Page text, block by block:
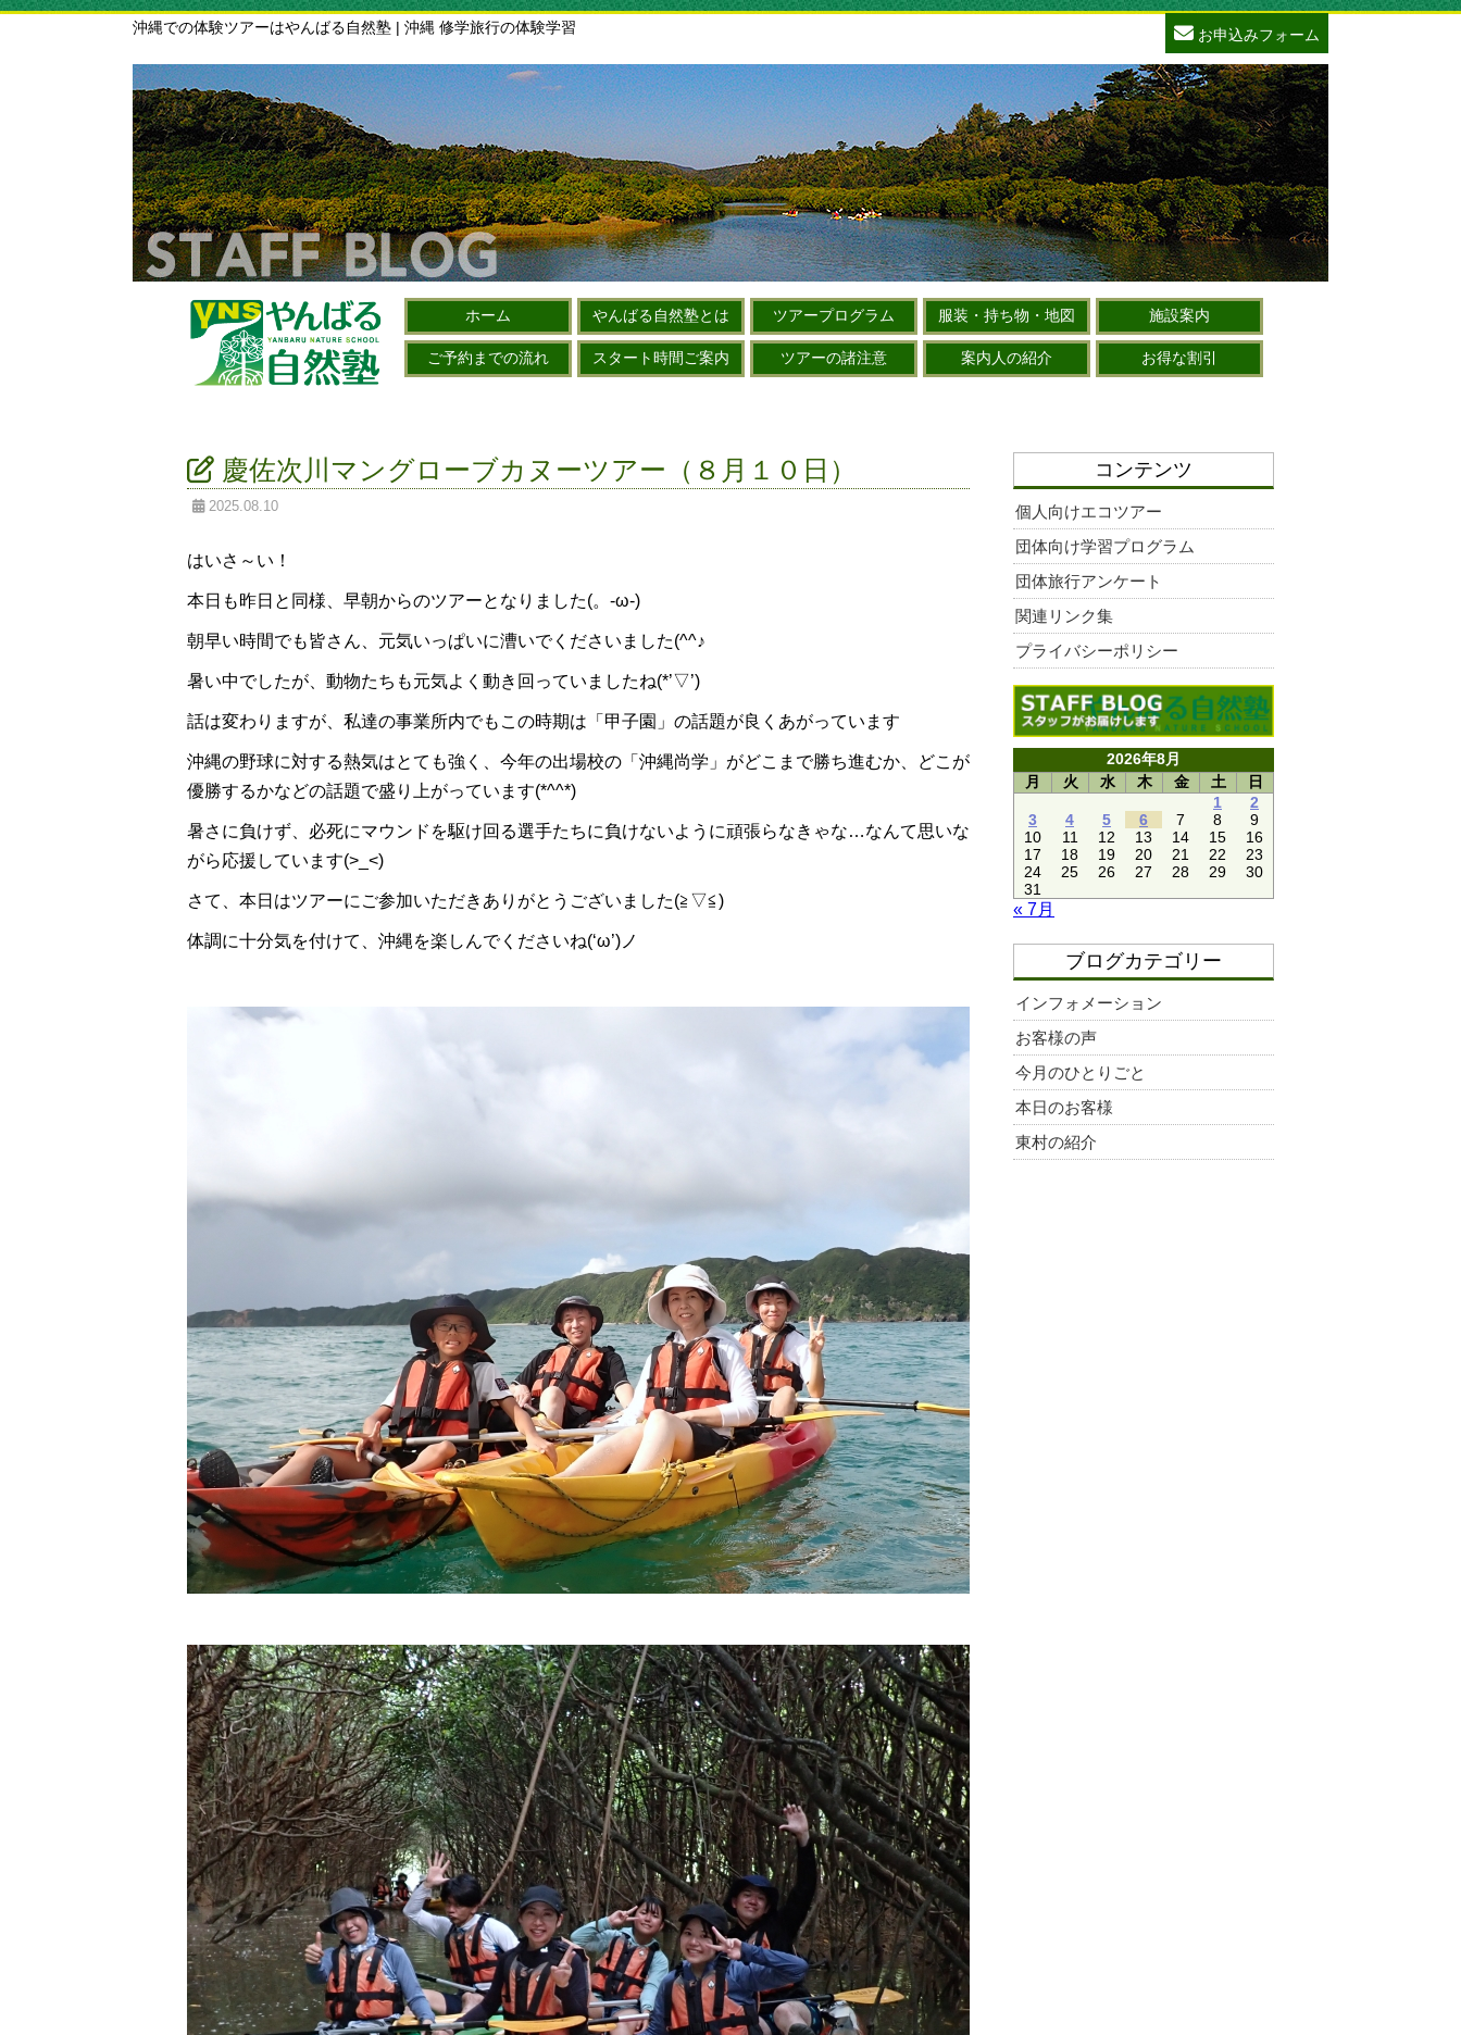
沖縄での体験ツアーはやんばる自然塾 | 沖縄 修学旅行の体験学習 お申込みフォーム
ホーム やんばる自然塾とは ツアープログラム 服装・持ち物・地図 施設案内
ご予約までの流れ スタート時間ご案内 ツアーの諸注意 案内人の紹介 お得な割引
慶佐次川マングローブカヌーツアー（８月１０日）
2025.08.10
はいさ～い！
本日も昨日と同様、早朝からのツアーとなりました(。-ω-)
朝早い時間でも皆さん、元気いっぱいに漕いでくださいました(^^♪
暑い中でしたが、動物たちも元気よく動き回っていましたね(*’▽’)
話は変わりますが、私達の事業所内でもこの時期は「甲子園」の話題が良くあがっています
沖縄の野球に対する熱気はとても強く、今年の出場校の「沖縄尚学」がどこまで勝ち進むか、どこが
優勝するかなどの話題で盛り上がっています(*^^*)
暑さに負けず、必死にマウンドを駆け回る選手たちに負けないように頑張らなきゃな…なんて思いな
がら応援しています(>_<)
さて、本日はツアーにご参加いただきありがとうございました(≧▽≦)
体調に十分気を付けて、沖縄を楽しんでくださいね(‘ω’)ノ
コンテンツ
個人向けエコツアー
団体向け学習プログラム
団体旅行アンケート
関連リンク集
プライバシーポリシー
2026年8月
月
火 水 木 金 土
日
1
2
3
4 5 6 7 8
9
10
11 12 13 14 15
16
17
18 19 20 21 22
23
24
25 26 27 28 29
30
31
« 7月
ブログカテゴリー
インフォメーション
お客様の声
今月のひとりごと
本日のお客様
東村の紹介